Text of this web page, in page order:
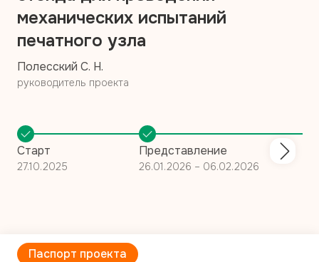
механических испытаний
печатного узла
Полесский С. Н.
руководитель проекта
Старт
27.10.2025
Представление
26.01.2026 – 06.02.2026
Паспорт проекта